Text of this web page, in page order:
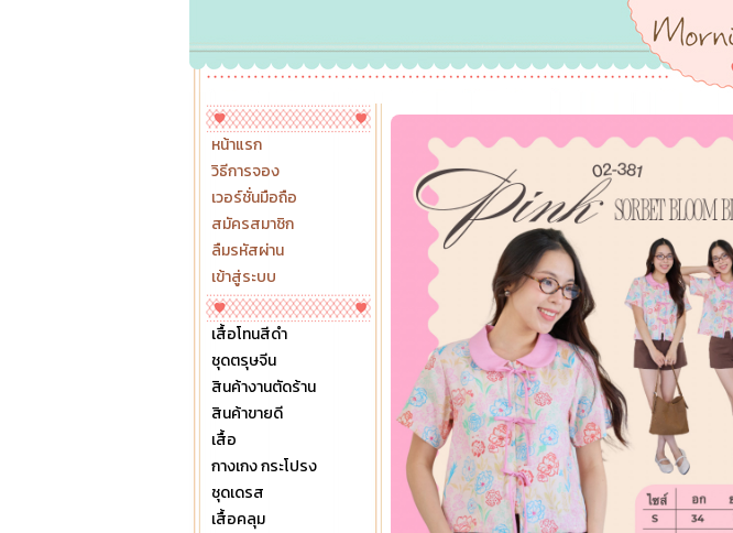
หน้าแรก
วิธีการจอง
เวอร์ชั่นมือถือ
สมัครสมาชิก
ลืมรหัสผ่าน
เข้าสู่ระบบ
เสื้อโทนสีดำ
ชุดตรุษจีน
สินค้างานตัดร้าน
สินค้าขายดี
เสื้อ
กางเกง กระโปรง
ชุดเดรส
เสื้อคลุม